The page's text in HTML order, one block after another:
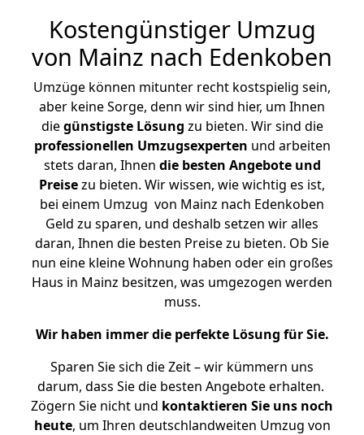
Kostengünstiger Umzug
von Mainz nach Edenkoben
Umzüge können mitunter recht kostspielig sein,
aber keine Sorge, denn wir sind hier, um Ihnen
diegünstigste Lösung zu bieten. Wir sind die
professionellen Umzugsexperten und arbeiten
stets daran, Ihnen die besten Angebote und
Preisezu bieten. Wir wissen, wie wichtig es ist,
bei einem Umzug von Mainz nach Edenkoben
Geld zu sparen, und deshalb setzen wir alles
daran, Ihnen die besten Preise zu bieten. Ob Sie
nun eine kleine Wohnung haben oder ein großes
Haus in Mainz besitzen, was umgezogen werden
muss.
Wir haben immer die perfekte Lösung für Sie.
Sparen Sie sich die Zeit – wir kümmern uns
darum, dass Sie die besten Angebote erhalten.
Zögern Sie nicht und kontaktieren Sie uns noch
heute, um Ihren deutschlandweiten Umzug von